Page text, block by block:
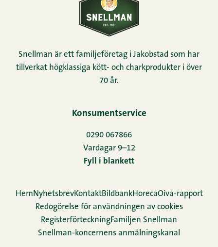
Snellman är ett familjeföretag i Jakobstad som har
tillverkat högklassiga kött- och charkprodukter i över
70 år.
Konsumentservice
0290 067866
Vardagar 9–12
Fyll i blankett
HemNyhetsbrevKontaktBildbankHorecaOiva-rapport
Redogörelse för användningen av cookies
Re­gis­ter­för­teck­ningFamiljen Snellman
Snellman-koncernens anmälningskanal